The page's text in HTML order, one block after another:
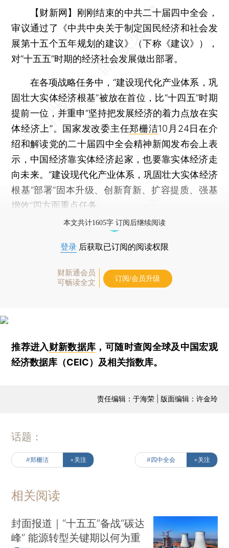
【财新网】 刚刚结束的中共二十届四中全会，
审议通过了《中共中央关于制定国民经济和社会发
展第十五个五年规划的建议》（下称《建议》），
对“十五五”时期的经济社会发展做出部署。
在各项战略任务中，“建设现代化产业体系，巩
固壮大实体经济根基”被放在首位，比“十四五”时期
提前一位，并重申“坚持把发展经济的着力点放在实
体经济上”。国家发改委主任郑栅洁10月24日在介
绍和解读党的二十届四中全会精神新闻发布会上表
示，中国经济靠实体经济起家，也要靠实体经济走
向未来。“建设现代化产业体系，巩固壮大实体经济
根基”部署“固本升级、创新育新、扩容提质、强基
增效”四方面重点任务。
本文共计1605字 订阅后继续阅读
登录 后获取已订阅的阅读权限
财新通会员
可畅读全文
订阅/会员升级
推荐进入财新数据库 ，可随时查阅全球及中国宏观
经济数据库（CEIC）及相关指数库。
责任编辑：于海荣 | 版面编辑：许金玲
话题：
#郑栅洁 +关注 #四中全会 +关注
相关阅读
封面报道｜“十五五”备战“碳达
峰” 能源转型关键期以何为重